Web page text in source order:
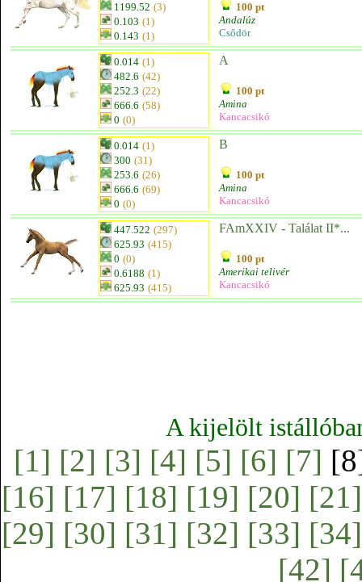
1199.52 (3)
0.103 (1)
0.143 (1)
100 pt
Andalúz
Csődör
0.014 (1)
482.6 (42)
252.3 (22)
666.6 (58)
0 (0)
A
100 pt
Amina
Kancacsikó
0.014 (1)
300 (31)
253.6 (26)
666.6 (69)
0 (0)
B
100 pt
Amina
Kancacsikó
447.522 (297)
625.93 (415)
0 (0)
0.6188 (1)
625.93 (415)
FAmXXIV - Találat II*...
100 pt
Amerikai telivér
Kancacsikó
A kijelölt
[1] [2] [3] [4] [5] [6] [7]
[16] [17] [18] [19] [20] [21]
[29] [30] [31] [32] [33] [34]
[42]